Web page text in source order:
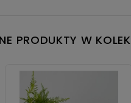
PRODUKTY W